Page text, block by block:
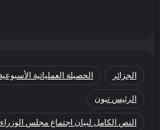
الجزائر الحصيلة العملياتية
الرئيس تبون
النص الكامل لبيان اجتماع مجلس الوزراء